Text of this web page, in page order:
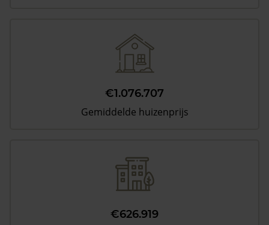
€1.076.707
Gemiddelde huizenprijs
€626.919